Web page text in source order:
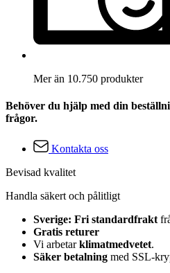
Mer än 10.750 produkter
Behöver du hjälp med din
frågor.
Kontakta oss
Bevisad kvalitet
Handla säkert och pålitligt
Sverige: Fri standardfrakt
Gratis returer
Vi arbetarklimatmedvetet.
Säker betalning med SSL-